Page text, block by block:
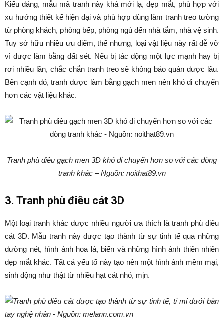
Kiểu dáng, mẫu mã tranh này khá mới lạ, đẹp mắt, phù hợp với
xu hướng thiết kế hiện đại và phù hợp dùng làm tranh treo tường
từ phòng khách, phòng bếp, phòng ngủ đến nhà tắm, nhà vệ sinh.
Tuy sở hữu nhiều ưu điểm, thế nhưng, loại vật liệu này rất dễ vỡ
vì được làm bằng đất sét. Nếu bị tác động một lực mạnh hay bị
rơi nhiều lần, chắc chắn tranh treo sẽ không bảo quản được lâu.
Bên cạnh đó, tranh được làm bằng gạch men nên khó di chuyển
hơn các vật liệu khác.
Tranh phù điêu gạch men 3D khó di chuyển hơn so với các dòng
tranh khác – Nguồn: noithat89.vn
3. Tranh phù điêu cát 3D
Một loại tranh khác được nhiều người ưa thích là tranh phù điêu
cát 3D. Mẫu tranh này được tạo thành từ sự tinh tế qua những
đường nét, hình ảnh hoa lá, biển và những hình ảnh thiên nhiên
đẹp mắt khác. Tất cả yếu tố này tạo nên một hình ảnh mềm mại,
sinh động như thật từ nhiều hạt cát nhỏ, mịn.